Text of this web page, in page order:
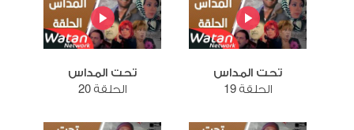
تحت المداس
الحلقة 19
تحت المداس
الحلقة 20